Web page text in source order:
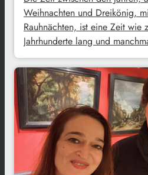
Weihnachten und Dreikönig,
Rauhnächten, ist eine Zeit wie
Jahrhunderte lang und